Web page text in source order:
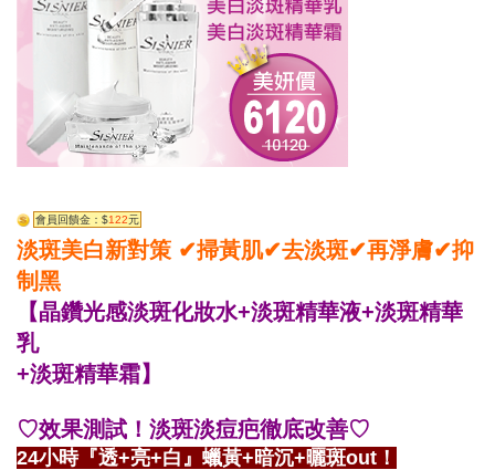
會員回饋金：$122元
淡斑美白新對策 ✔掃黃肌✔去淡斑✔再淨膚✔抑
制黑
【晶鑽光感淡斑化妝水+淡斑精華液+淡斑精華
乳
+淡斑精華霜】
♡效果測試！淡斑淡痘疤徹底改善♡
24小時『透+亮+白』蠟黃+暗沉+曬斑out！